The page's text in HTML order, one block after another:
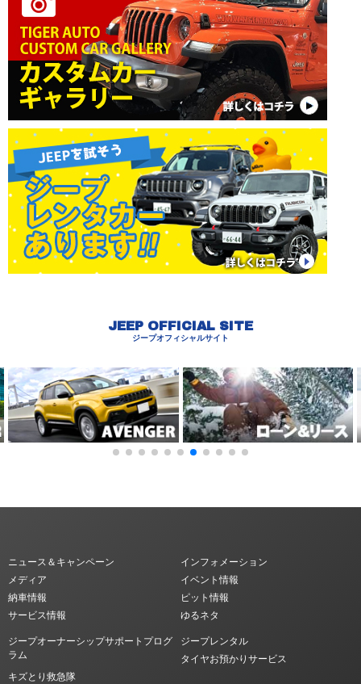
JEEP OFFICIAL SITE
ジープオフィシャルサイト
ニュース＆キャンペーン
インフォメーション
メディア
イベント情報
納車情報
ピット情報
サービス情報
ゆるネタ
ジープオーナーシップサポートプログ
ラム
ジープレンタル
タイヤお預かりサービス
キズとり救急隊